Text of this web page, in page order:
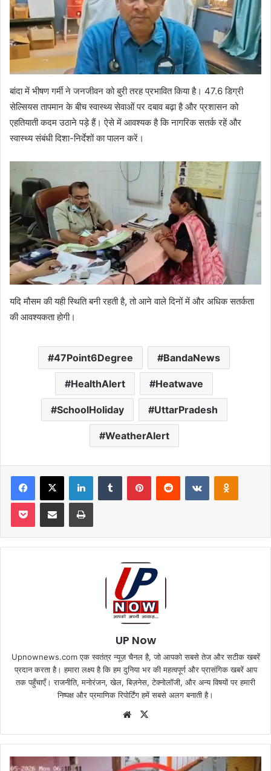
बांदा में भीषण गर्मी ने जनजीवन को बुरी तरह प्रभावित किया है। 47.6 डिग्री
सेल्सियस तापमान के बीच स्वास्थ्य सेवाओं पर दबाव बढ़ा है और प्रशासन को
एहतियाती कदम उठाने पड़े हैं। ऐसे में आवश्यक है कि नागरिक सतर्क रहें और
स्वास्थ्य संबंधी दिशा-निर्देशों का पालन करें।
यदि मौसम की यही स्थिति बनी रहती है, तो आने वाले दिनों में और अधिक सतर्कता
की आवश्यकता होगी।
47Point6Degree BandaNews
HealthAlert Heatwave
SchoolHoliday UttarPradesh
WeatherAlert
Facebook
X LinkedInTumblr PinterestReddit VKontakte
Pocket Share via Email Print
UP Now
Upnownews.com एक स्वतंत्र न्यूज़ चैनल है, जो आपको सबसे तेज और सटीक खबरें
प्रदान करता है। हमारा लक्ष्य है कि हम दुनिया भर की महत्वपूर्ण और प्रासंगिक खबरें आप
तक पहुँचाएँ। राजनीति, मनोरंजन, खेल, बिज़नेस, टेक्नोलॉजी, और अन्य विषयों पर हमारी
निष्पक्ष और प्रमाणिक रिपोर्टिंग हमें सबसे अलग बनाती है।
Website